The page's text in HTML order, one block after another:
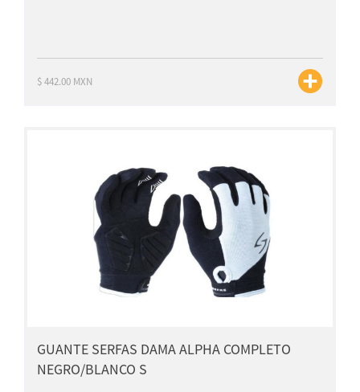
$ 442.00 MXN
GUANTE SERFAS DAMA ALPHA COMPLETO
NEGRO/BLANCO S